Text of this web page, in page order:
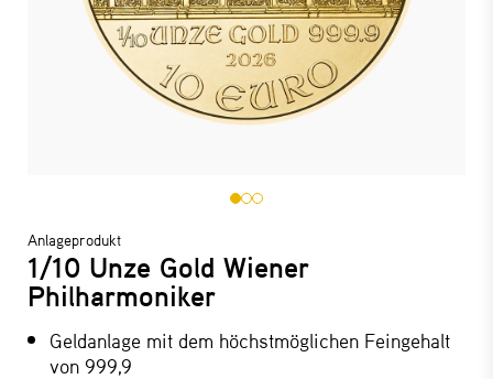
Anlageprodukt
1/10 Unze Gold Wiener
Philharmoniker
Geldanlage mit dem höchstmöglichen Feingehalt
von 999,9